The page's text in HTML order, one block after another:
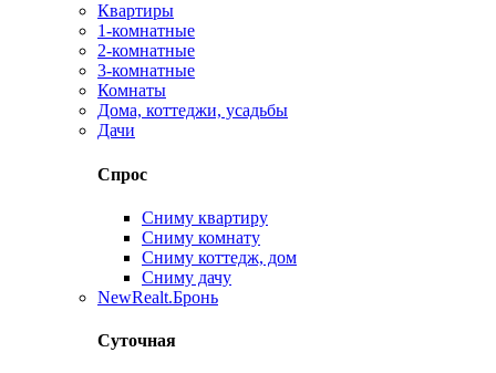
Квартиры
1-комнатные
2-комнатные
3-комнатные
Комнаты
Дома, коттеджи, усадьбы
Дачи
Спрос
Сниму квартиру
Сниму комнату
Сниму коттедж, дом
Сниму дачу
NewRealt.Бронь
Суточная